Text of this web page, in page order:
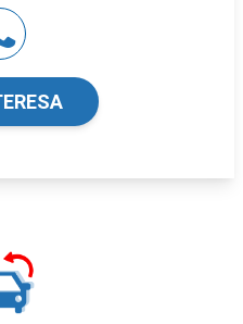
delantero y trasero
y acompañante
delanteros, tres
traseros
basado en el
a